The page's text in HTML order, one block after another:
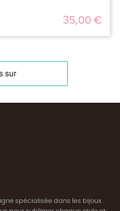
spécialisée dans les bijoux